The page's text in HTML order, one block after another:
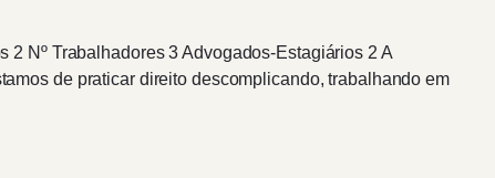
2 Nº Trabalhadores 3 Advogados-Estagiários 2 A
de praticar direito descomplicando, trabalhando em